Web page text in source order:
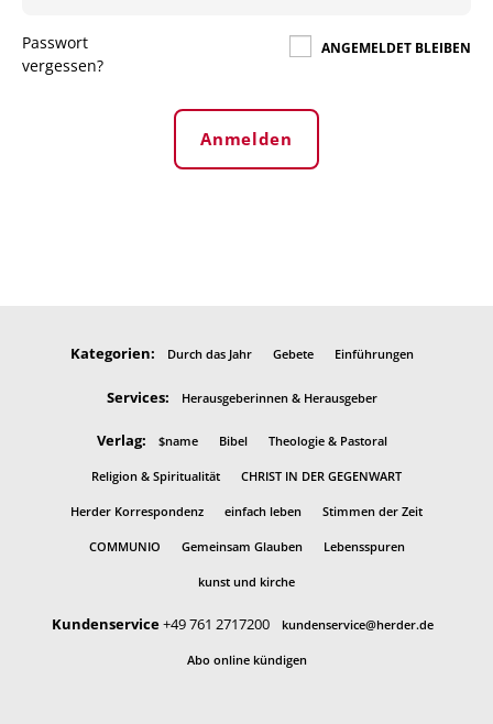
Passwort
vergessen?
ANGEMELDET BLEIBEN
Anmelden
Kategorien: Durch das Jahr Gebete Einführungen
Services: Herausgeberinnen & Herausgeber
Verlag: $name Bibel Theologie & Pastoral
Religion & Spiritualität CHRIST IN DER GEGENWART
Herder Korrespondenz einfach leben Stimmen der Zeit
COMMUNIO Gemeinsam Glauben Lebensspuren
kunst und kirche
Kundenservice+49 761 2717200 kundenservice@herder.de
Abo online kündigen